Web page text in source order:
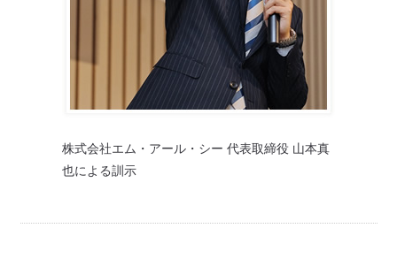
株式会社エム・アール・シー 代表取締役 山本真
也による訓示